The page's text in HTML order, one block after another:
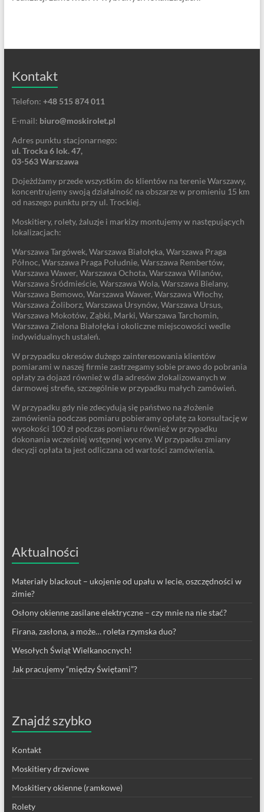
Kontakt
Telefon: +48 515 874 011
E-mail: biuro@moskirolet.pl
Adres punktu stacjonarnego:
ul. Trocka 6 lok. 47,
03-563 Warszawa
Dojeżdżamy przede wszystkim do klientów na terenie Warszawy,
koncentrujemy swoją działalność na obszarze w promieniu 15 km
od naszego punktu przy ul. Trockiej.
Moskitiery, rolety, żaluzje i markizy montujemy w następujących
lokalizacjach:
Warszawa Targówek, Warszawa Białołęka, Warszawa Praga
Północ, Warszawa Praga Południe, Warszawa Rembertów,
Warszawa Wawer, Warszawa Ochota, Warszawa Wilanów,
Warszawa Śródmieście, Warszawa Wola, Warszawa Bielany,
Warszawa Bemowo, Warszawa Wawer, Warszawa Włochy,
Warszawa Żoliborz, Warszawa Ursynów, Warszawa Ursus,
Warszawa Mokotów, Ząbki, Marki, Warszawa Tarchomin,
Warszawa Zielona Białołęka i okoliczne miejscowości wedle
indywidualnych ustaleń.
W przypadku okresów dużego zainteresowania klientów
pomiarami w naszej firmie zastrzegamy sobie prawo do pobrania
opłaty za dojazd również w dla adresów zlokalizowanych w
darmowej strefie, szczególnie w przypadku małych zamówień.
W przypadku gdy nie zdecydują się państwo na złożenie
zamówienia podczas pomiaru pobieramy opłatę za konsultację w
wysokości 100 zł podczas pomiaru również w przypadku
dokonania wcześniej wstępnej wyceny. W przypadku zmiany
decyzji opłata ta jest odliczana od wartości zamówienia.
Aktualności
Materiały blackout – ukojenie od upału w lecie, oszczędności w
zimie?
Osłony okienne zasilane elektryczne – czy mnie na nie stać?
Firana, zasłona, a może… roleta rzymska duo?
Wesołych Świąt Wielkanocnych!
Jak pracujemy “między Świętami”?
Znajdź szybko
Kontakt
Moskitiery drzwiowe
Moskitiery okienne (ramkowe)
Rolety